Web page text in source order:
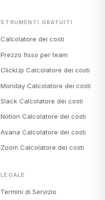
STRUMENTI GRATUITI
Calcolatore dei costi
Prezzo fisso per team
ClickUp Calcolatore dei costi
Monday Calcolatore dei costi
Slack Calcolatore dei costi
Notion Calcolatore dei costi
Asana Calcolatore dei costi
Zoom Calcolatore dei costi
LEGALE
Termini di Servizio